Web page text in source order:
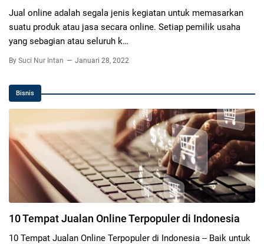
Jual online adalah segala jenis kegiatan untuk memasarkan
suatu produk atau jasa secara online. Setiap pemilik usaha
yang sebagian atau seluruh k…
By Suci Nur Intan Januari 28, 2022
Bisnis
10 Tempat Jualan Online Terpopuler di Indonesia
10 Tempat Jualan Online Terpopuler di Indonesia -- Baik untuk